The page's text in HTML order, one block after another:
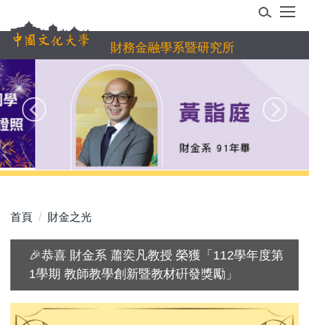
到
主
要
內
容
區
財務金融學系暨研究所
首頁 財金之光
🎉恭喜 財金系 蕭奕凡教授 榮獲「112學年度第
1學期 教師教學創新暨教材硏發獎勵」